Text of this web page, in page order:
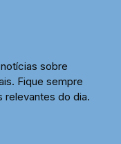
sobre
Fique sempre
relevantes do dia.